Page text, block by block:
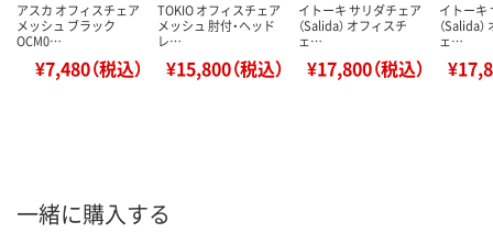
アスカ オフィスチェア
メッシュ ブラック
OCM0…
¥7,480（税込）
TOKIO オフィスチェア
メッシュ 肘付・ヘッド
レ…
¥15,800（税込）
イトーキ サリダチェア
（Salida） オフィスチ
ェ…
¥17,800（税込）
イトーキ
（Salida
ェ…
一緒に購入する